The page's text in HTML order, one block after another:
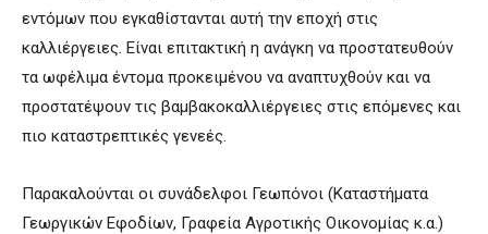
εντόμων που εγκαθίστανται αυτή την εποχή στις
καλλιέργειες. Είναι επιτακτική η ανάγκη να προστατευθούν
τα ωφέλιμα έντομα προκειμένου να αναπτυχθούν και να
προστατέψουν τις βαμβακοκαλλιέργειες στις επόμενες και
πιο καταστρεπτικές γενεές.
Παρακαλούνται οι συνάδελφοι Γεωπόνοι (Καταστήματα
Γεωργικών Εφοδίων, Γραφεία Αγροτικής Οικονομίας κ.α.)